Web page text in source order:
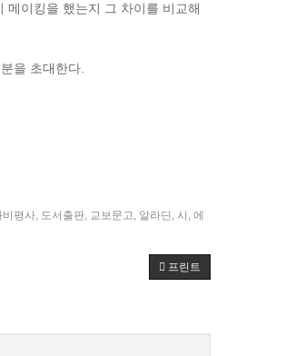
메이킹을 했는지 그 차이를 비교해
을 초대한다.
비평사, 도서출판, 교보문고, 알라딘 , 시 , 에
프린트